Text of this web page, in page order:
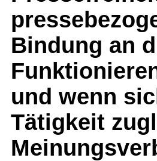
Bindung an
und wenn
Tätigkeit